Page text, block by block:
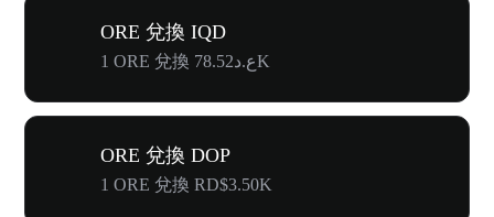
ORE 兌換 IQD
1 ORE 兌換 ع.د78.52K
ORE 兌換 DOP
1 ORE 兌換 RD$3.50K